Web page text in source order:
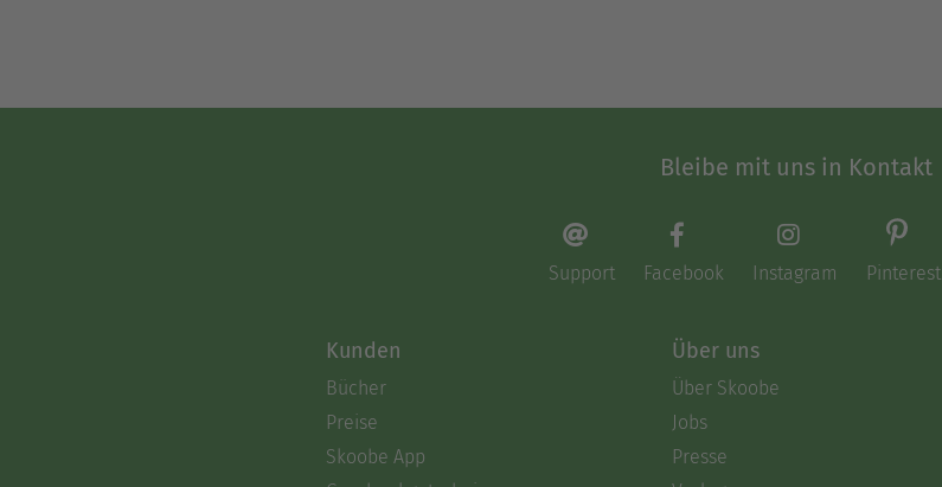
Bleibe mit uns in Kontakt
Support Facebook Instagram Pinterest
Kunden
Bücher
Preise
Skoobe App
Über uns
Über Skoobe
Jobs
Presse